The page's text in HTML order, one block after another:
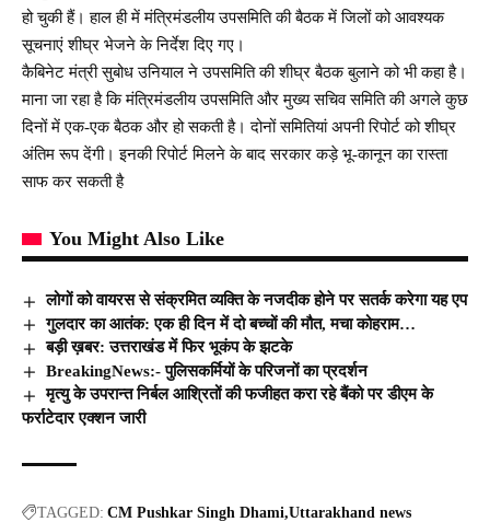
हो चुकी हैं। हाल ही में मंत्रिमंडलीय उपसमिति की बैठक में जिलों को आवश्यक
सूचनाएं शीघ्र भेजने के निर्देश दिए गए।
कैबिनेट मंत्री सुबोध उनियाल ने उपसमिति की शीघ्र बैठक बुलाने को भी कहा है।
माना जा रहा है कि मंत्रिमंडलीय उपसमिति और मुख्य सचिव समिति की अगले कुछ
दिनों में एक-एक बैठक और हो सकती है। दोनों समितियां अपनी रिपोर्ट को शीघ्र
अंतिम रूप देंगी। इनकी रिपोर्ट मिलने के बाद सरकार कड़े भू-कानून का रास्ता
साफ कर सकती है
You Might Also Like
लोगों को वायरस से संक्रमित व्यक्ति के नजदीक होने पर सतर्क करेगा यह एप
गुलदार का आतंक: एक ही दिन में दो बच्चों की मौत, मचा कोहराम…
बड़ी ख़बर: उत्तराखंड में फिर भूकंप के झटके
BreakingNews:- पुलिसकर्मियों के परिजनों का प्रदर्शन
मृत्यु के उपरान्त निर्बल आश्रितों की फजीहत करा रहे बैंको पर डीएम के
फर्राटेदार एक्शन जारी
TAGGED: CM Pushkar Singh Dhami Uttarakhand news